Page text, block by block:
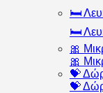
🛏️
🛏️
🎀
🎀
💝
💝